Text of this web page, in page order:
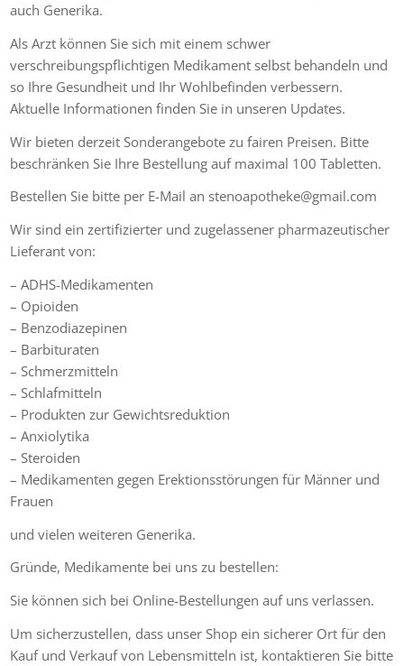
auch Generika.
Als Arzt können Sie sich mit einem schwer
verschreibungspflichtigen Medikament selbst behandeln und
so Ihre Gesundheit und Ihr Wohlbefinden verbessern.
Aktuelle Informationen finden Sie in unseren Updates.
Wir bieten derzeit Sonderangebote zu fairen Preisen. Bitte
beschränken Sie Ihre Bestellung auf maximal 100 Tabletten.
Bestellen Sie bitte per E-Mail an stenoapotheke@gmail.com
Wir sind ein zertifizierter und zugelassener pharmazeutischer
Lieferant von:
– ADHS-Medikamenten
– Opioiden
– Benzodiazepinen
– Barbituraten
– Schmerzmitteln
– Schlafmitteln
– Produkten zur Gewichtsreduktion
– Anxiolytika
– Steroiden
– Medikamenten gegen Erektionsstörungen für Männer und
Frauen
und vielen weiteren Generika.
Gründe, Medikamente bei uns zu bestellen:
Sie können sich bei Online-Bestellungen auf uns verlassen.
Um sicherzustellen, dass unser Shop ein sicherer Ort für den
Kauf und Verkauf von Lebensmitteln ist, kontaktieren Sie bitte